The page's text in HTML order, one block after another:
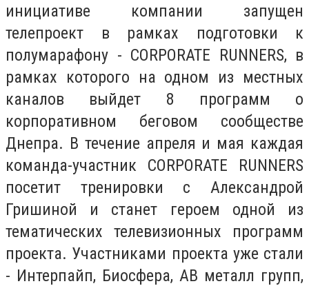
инициативе компании запущен
телепроект в рамках подготовки к
полумарафону - CORPORATE RUNNERS, в
рамках которого на одном из местных
каналов выйдет 8 программ о
корпоративном беговом сообществе
Днепра. В течение апреля и мая каждая
команда-участник CORPORATE RUNNERS
посетит тренировки с Александрой
Гришиной и станет героем одной из
тематических телевизионных программ
проекта. Участниками проекта уже стали
- Интерпайп, Биосфера, АВ металл групп,